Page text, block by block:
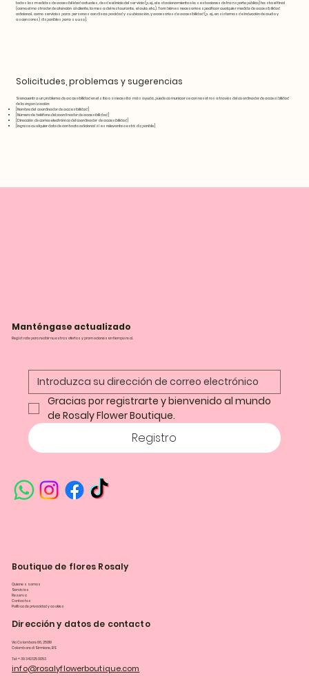
todas las medidas de accesibilidad actuales, desde el inicio del servicio (p. ej., el estacionamiento o las estaciones de transporte público) hasta el final
(como el mostrador de atención al cliente, la mesa del restaurante, el aula, etc.). También es necesario especificar cualquier medida de accesibilidad
adicional, como servicios para personas con discapacidad y su ubicación, y accesorios de accesibilidad (p. ej., en sistemas de inducción de audio y
ascensores) disponibles para su uso].
Solicitudes, problemas y sugerencias
Si encuentra un problema de accesibilidad en el sitio o si necesita más ayuda, puede comunicarse con nosotros a través del coordinador de accesibilidad
de la organización:
[Nombre del coordinador de accesibilidad]
[Número de teléfono del coordinador de accesibilidad]
[Dirección de correo electrónico del coordinador de accesibilidad]
[Ingrese cualquier dato de contacto adicional si es relevante o está disponible]
Manténgase actualizado
Regístrate para recibir nuestras ofertas y promociones en tiempo real.
Gracias por registrarte y bienvenido al mundo
de Rosaly Flower Boutique.
Registro
Boutique de flores Rosaly
Quienes somos
Servicios
Reserva
Contactos
Política de privacidad y cookies
Dirección y datos de contacto
Via Colombare 66, 25019
Colombare di Sirmione, BS
Tel: +39 342 125 0053
info@rosalyflowerboutique.com